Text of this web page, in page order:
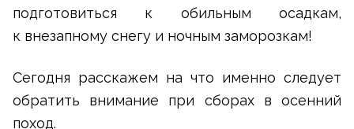
подготовиться к обильным осадкам,
к внезапному снегу и ночным заморозкам!
Сегодня расскажем на что именно следует
обратить внимание при сборах в осенний
поход.